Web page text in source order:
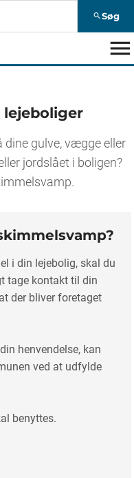
search Søg
menu
lejeboliger
dine gulve, vægge eller
jordslået i boligen?
i din lejebolig, skal du
tage kontakt til din
der bliver foretaget
henvendelse, kan
ved at udfylde
benyttes.